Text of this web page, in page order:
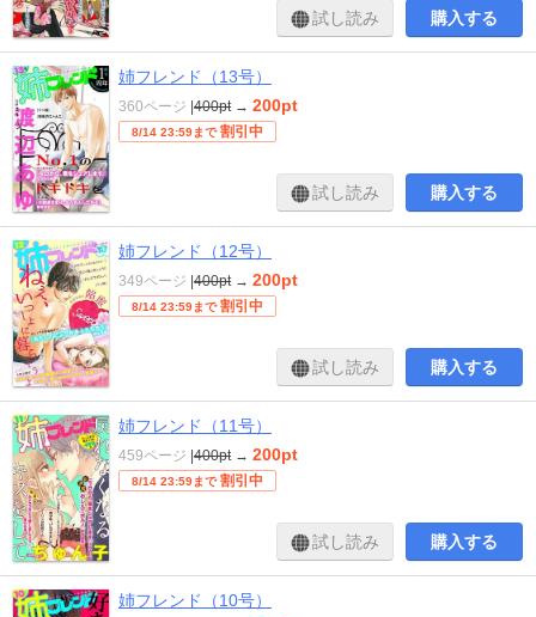
試し読み 購入する
姉フレンド（13号）
360ページ |400pt → 200pt
8/14 23:59まで 割引中
試し読み 購入する
姉フレンド（12号）
349ページ |400pt → 200pt
8/14 23:59まで 割引中
試し読み 購入する
姉フレンド（11号）
459ページ |400pt → 200pt
8/14 23:59まで 割引中
試し読み 購入する
姉フレンド（10号）